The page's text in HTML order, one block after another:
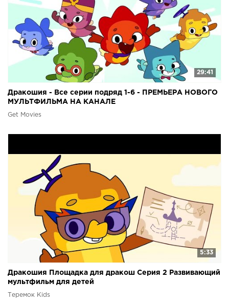
29:41
Дракошия - Все серии подряд 1-6 - ПРЕМЬЕРА НОВОГО
МУЛЬТФИЛЬМА НА КАНАЛЕ
Get Movies
5:33
Дракошия Площадка для дракош Серия 2 Развивающий
мультфильм для детей
Теремок Kids